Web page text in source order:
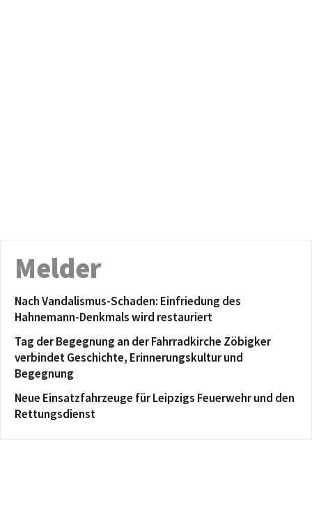
Melder
Nach Vandalismus-Schaden: Einfriedung des
Hahnemann-Denkmals wird restauriert
Tag der Begegnung an der Fahrradkirche Zöbigker
verbindet Geschichte, Erinnerungskultur und
Begegnung
Neue Einsatzfahrzeuge für Leipzigs Feuerwehr und den
Rettungsdienst